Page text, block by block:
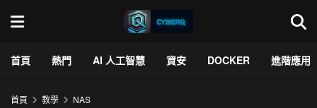
首頁 熱門 AI 人工智慧 資安 DOCKER 進階應用
首頁 教學 NAS